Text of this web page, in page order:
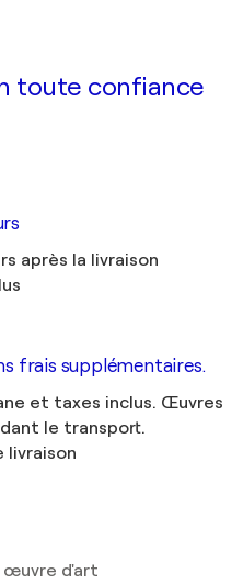
toute confiance
après la livraison
frais supplémentaires.
et taxes inclus. Œuvres
le transport.
livraison
œuvre d'art